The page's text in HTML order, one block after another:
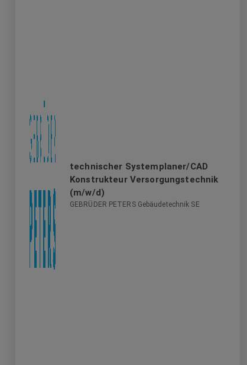
technischer Systemplaner/CAD
Konstrukteur Versorgungstechnik
(m/w/d)
GEBRÜDER PETERS Gebäudetechnik SE